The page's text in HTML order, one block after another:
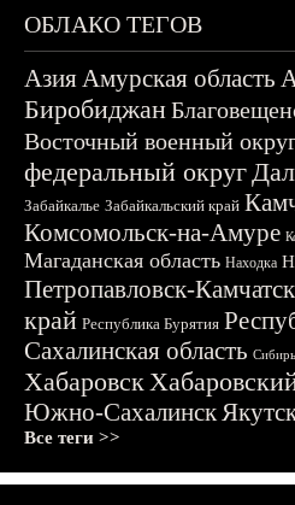
ОБЛАКО ТЕГОВ
АзияАмурская область
Биробиджан
Восточный военный
федеральный округ
Забайкалье Забайкальский край
Комсомольск-на-Амуре
Магаданская область Находка
Петропавловск-
край Республика Бурятия
Сахалинская область Сибирь
Хабаровск
Южно-Сахалинск
Все теги >>